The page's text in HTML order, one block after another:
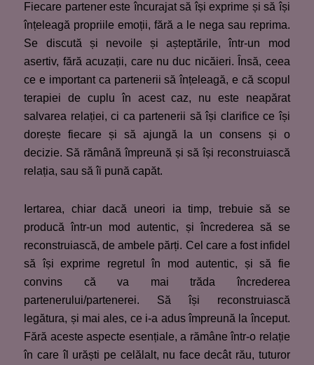
Fiecare partener este încurajat să își exprime și să își
înțeleagă propriile emoții, fără a le nega sau reprima.
Se discută și nevoile și așteptările, într-un mod
asertiv, fără acuzații, care nu duc nicăieri. Însă, ceea
ce e important ca partenerii să înțeleagă, e că scopul
terapiei de cuplu în acest caz, nu este neapărat
salvarea relației, ci ca partenerii să își clarifice ce își
dorește fiecare și să ajungă la un consens și o
decizie. Să rămână împreună și să își reconstruiască
relația, sau să îi pună capăt.
Iertarea, chiar dacă uneori ia timp, trebuie să se
producă într-un mod autentic, și încrederea să se
reconstruiască, de ambele părți. Cel care a fost infidel
să își exprime regretul în mod autentic, și să fie
convins că va mai trăda încrederea
partenerului/partenerei. Să își reconstruiască
legătura, și mai ales, ce i-a adus împreună la început.
Fără aceste aspecte esențiale, a rămâne într-o relație
în care îl urăști pe celălalt, nu face decât rău, tuturor